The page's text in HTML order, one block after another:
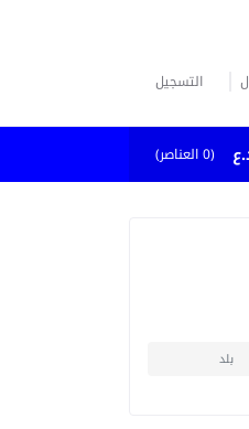
التسجيل
(
0العناصر)
بلد